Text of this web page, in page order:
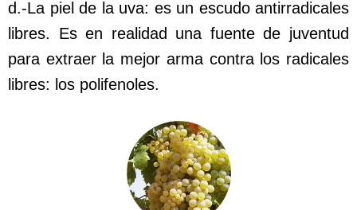
d.-La piel de la uva: es un escudo antirradicales
libres. Es en realidad una fuente de juventud
para extraer la mejor arma contra los radicales
libres: los polifenoles.